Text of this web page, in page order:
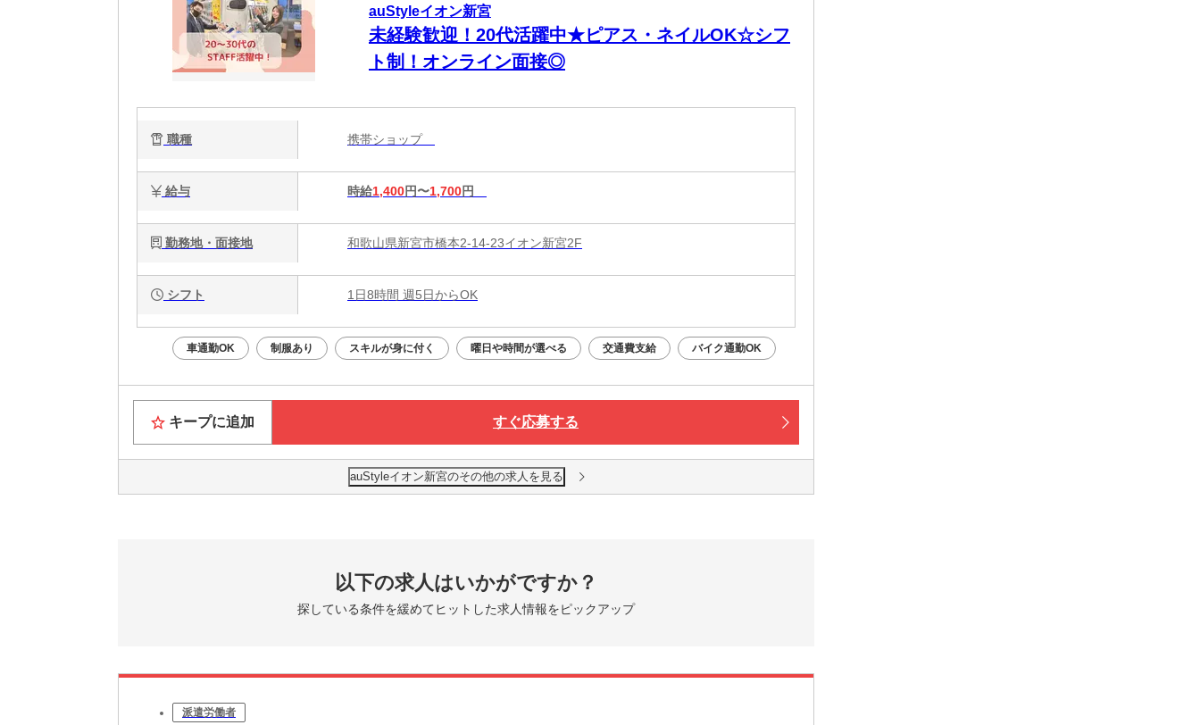
auStyleイオン新宮
未経験歓迎！20代活躍中★ピアス・ネイルOK☆シフ
ト制！オンライン面接◎
職種 携帯ショップ
給与 時給1,400円〜1,700円
勤務地・面接地 和歌山県新宮市橋本2-14-23イオン新宮2F
シフト 1日8時間 週5日からOK
車通勤OK 制服あり スキルが身に付く 曜日や時間が選べる 交通費支給 バイク通勤OK
キープに追加 すぐ応募する
auStyleイオン新宮のその他の求人を見る
以下の求人はいかがですか？
探している条件を緩めてヒットした求人情報をピックアップ
派遣労働者